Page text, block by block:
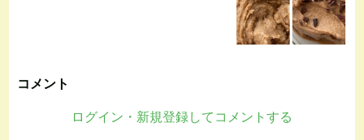
コメント
ログイン・新規登録してコメントする